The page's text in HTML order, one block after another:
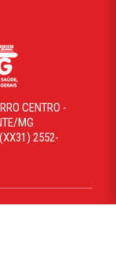
CENTRO -
MG
2552-